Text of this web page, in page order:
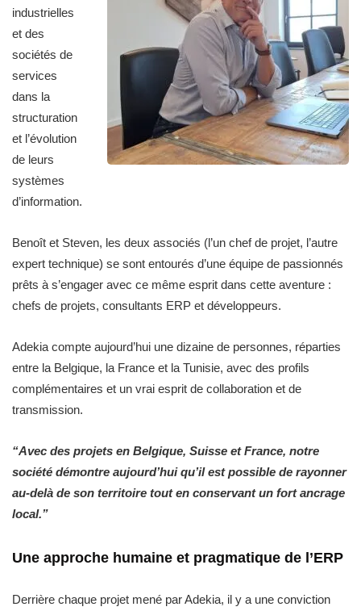
industrielles
et des
sociétés de
services
dans la
structuration
et l’évolution
de leurs
systèmes
d’information.
Benoît et Steven, les deux associés (l’un chef de projet, l’autre
expert technique) se sont entourés d’une équipe de passionnés
prêts à s’engager avec ce même esprit dans cette aventure :
chefs de projets, consultants ERP et développeurs.
Adekia compte aujourd’hui une dizaine de personnes, réparties
entre la Belgique, la France et la Tunisie, avec des profils
complémentaires et un vrai esprit de collaboration et de
transmission.
“Avec des projets en Belgique, Suisse et France, notre
société démontre aujourd’hui qu’il est possible de rayonner
au-delà de son territoire tout en conservant un fort ancrage
local.”
Une approche humaine et pragmatique de l’ERP
Derrière chaque projet mené par Adekia, il y a une conviction